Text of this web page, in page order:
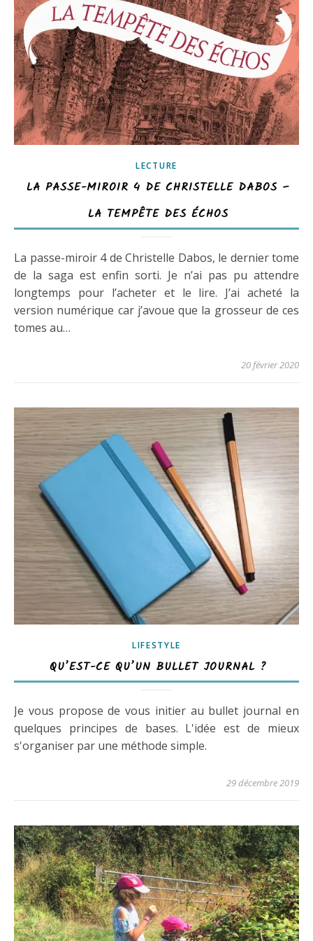
LECTURE
LA PASSE-MIROIR 4 DE CHRISTELLE DABOS –
LA TEMPÊTE DES ÉCHOS
La passe-miroir 4 de Christelle Dabos, le dernier tome
de la saga est enfin sorti. Je n’ai pas pu attendre
longtemps pour l’acheter et le lire. J’ai acheté la
version numérique car j’avoue que la grosseur de ces
tomes au…
20 février 2020
LIFESTYLE
QU’EST-CE QU’UN BULLET JOURNAL ?
Je vous propose de vous initier au bullet journal en
quelques principes de bases. L'idée est de mieux
s'organiser par une méthode simple.
29 décembre 2019